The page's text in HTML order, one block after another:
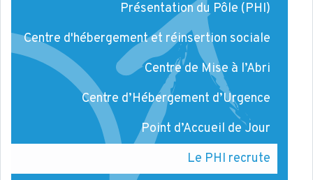
Présentation du Pôle (PHI)
Centre d'hébergement et réinsertion sociale
Centre de Mise à l’Abri
Centre d’Hébergement d’Urgence
Point d’Accueil de Jour
Le PHI recrute